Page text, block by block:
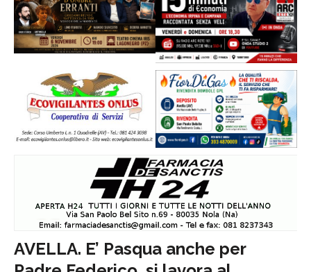
AVELLA. E’ Pasqua anche per